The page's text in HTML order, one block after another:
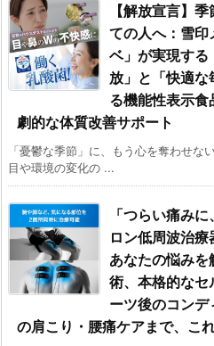
【解放宣言】
ての人へ：雪印
ベ」が実現する
放」と「快適
る機能性表示
劇的な体質改善サポート
「憂鬱な季節」に、もう心を奪わせな
目や環境の変化の ...
「つらい痛み
ロン低周波治
あなたの悩み
術、本格的なセ
ーツ後のコンデ
の肩こり・腰痛ケアまで、これ